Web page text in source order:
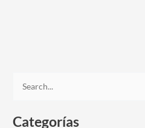
s
Categorías